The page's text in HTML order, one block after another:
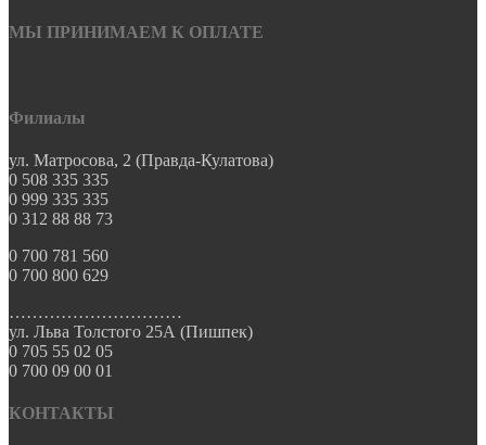
МЫ ПРИНИМАЕМ К ОПЛАТЕ
Филиалы
ул. Матросова, 2 (Правда-Кулатова)
0 508 335 335
0 999 335 335
0 312 88 88 73
0 700 781 560
0 700 800 629
…………………………
ул. Льва Толстого 25А (Пишпек)
0 705 55 02 05
0 700 09 00 01
КОНТАКТЫ